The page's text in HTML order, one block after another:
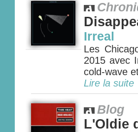
Irreal
Les
2015 avec
cold-wave
Lire la suite
Blog
L'Oldie